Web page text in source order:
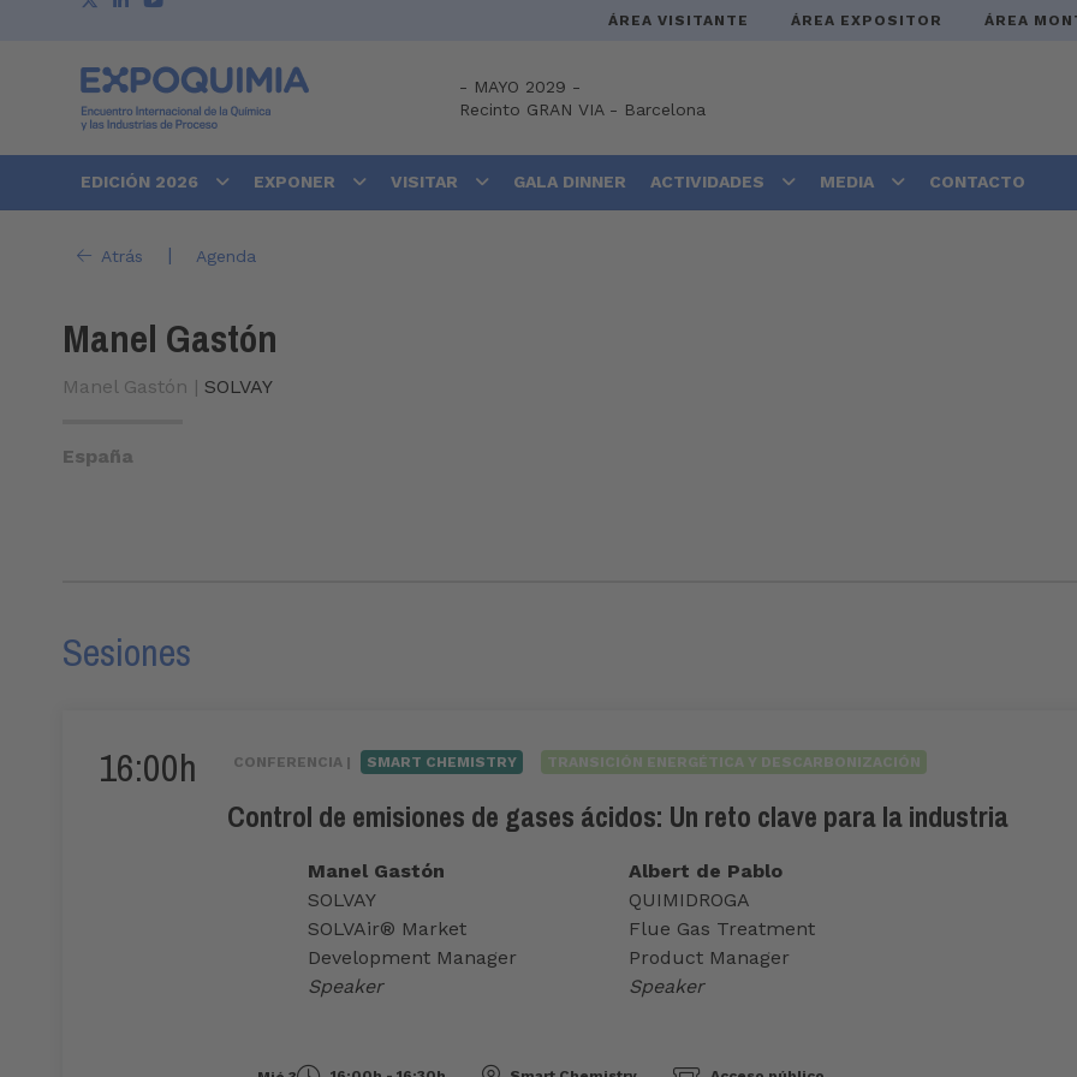
ÁREA VISITANTE ÁREA EXPOSITOR ÁREA
- MAYO 2029 -
Recinto GRAN VIA- Barcelona
EDICIÓN 2026 EXPONER VISITAR GALA DINNER ACTIVIDADES MEDIA CONTACTO
Atrás | Agenda
Manel Gastón
Manel Gastón | SOLVAY
España
Sesiones
16:00h CONFERENCIA | SMART CHEMISTRY TRANSICIÓN ENERGÉTICA Y DESCARBONIZACIÓN
Control de emisiones de gases ácidos: Un reto clave para la industria
Manel Gastón
SOLVAY
SOLVAir® Market
Development Manager
Speaker
Albert de Pablo
QUIMIDROGA
Flue Gas Treatment
Product Manager
Speaker